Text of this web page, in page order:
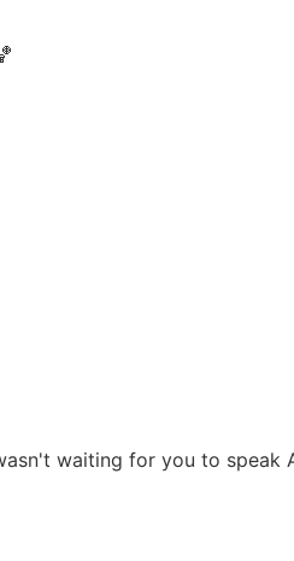
waiting for you to speak